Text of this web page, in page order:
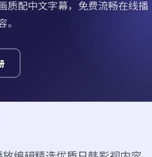
质配中文字幕，免费流畅在线播